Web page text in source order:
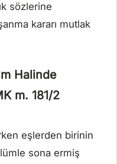
sözlerine
kararı mutlak
Halinde
m. 181/2
eşlerden birinin
sona ermiş